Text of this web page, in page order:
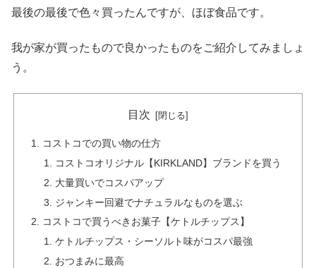
最後の最後で色々買ったんですが、ほぼ食品です。
我が家が買ったもので良かったものをご紹介してみましょ
う。
目次
コストコでの買い物の仕方
コストコオリジナル【KIRKLAND】ブランドを買う
大量買いでコスパアップ
ジャンキー回避でナチュラルなものを選ぶ
コストコで買うべきお菓子【ケトルチップス】
ケトルチップス・シーソルト味がコスパ最強
おつまみに最高